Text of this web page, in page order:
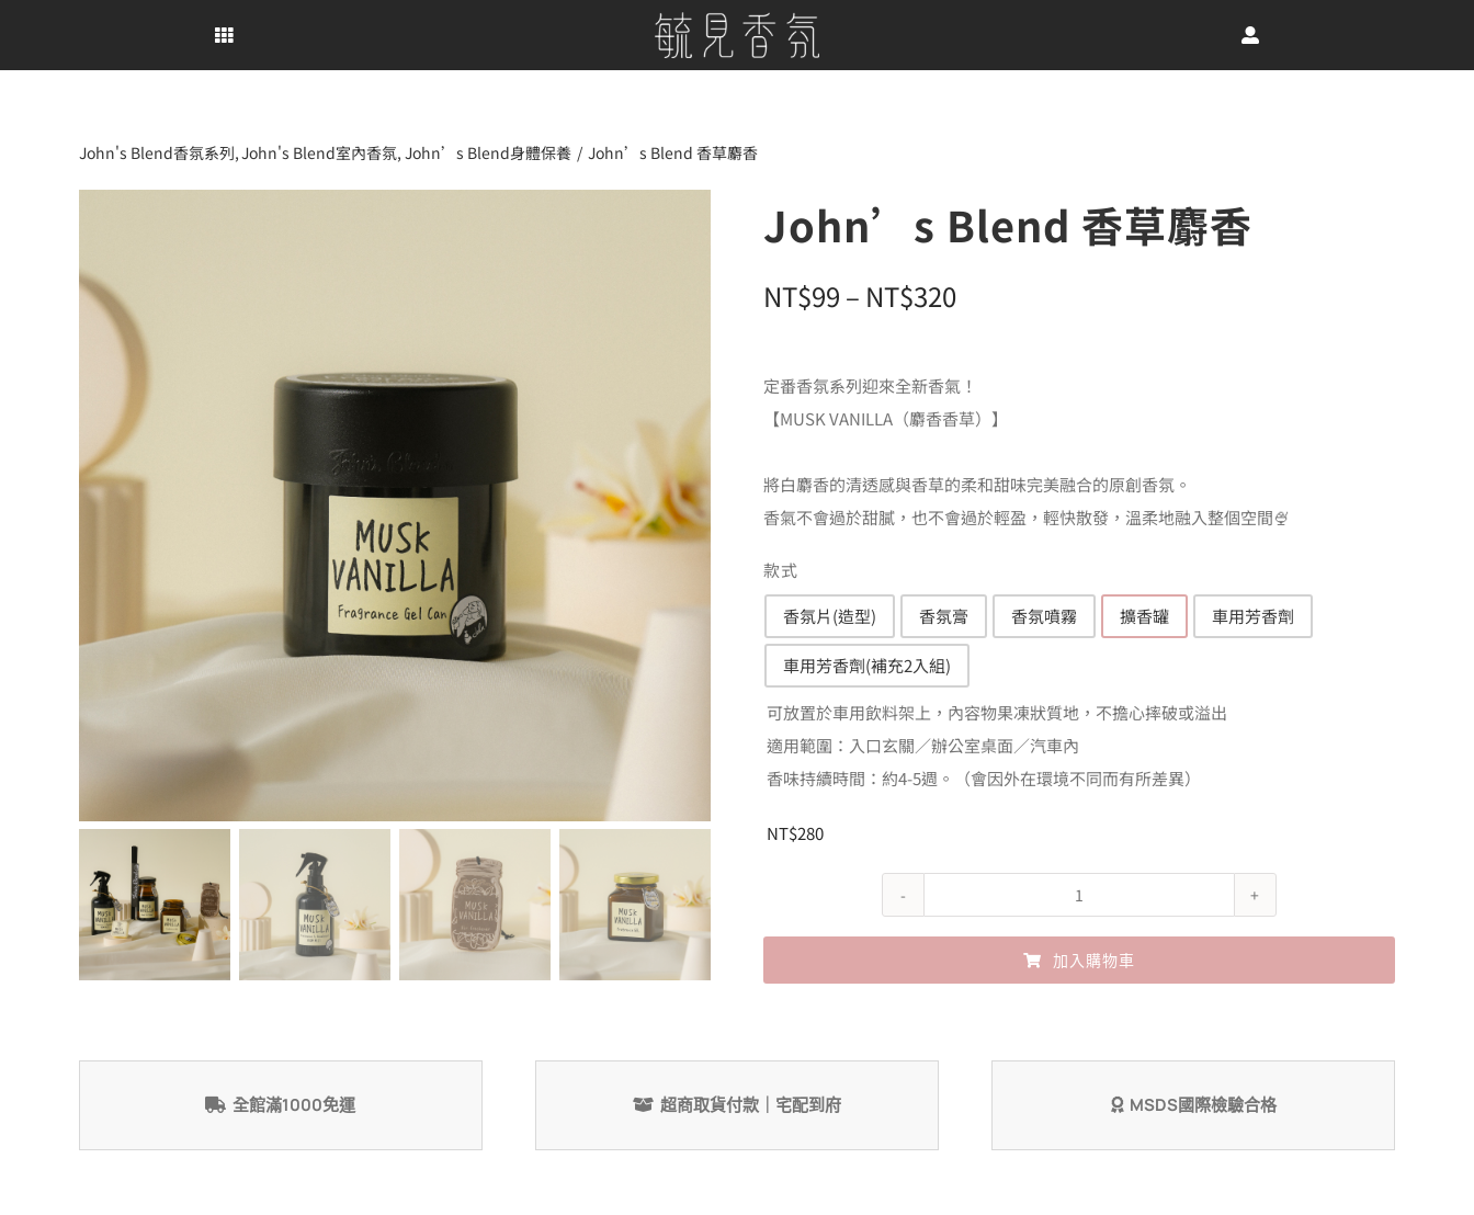
John's Blend香氛系列 John's Blend室內香氛 John’s Blend身體保養 John’s Blend 香草麝香
John’s Blend 香草麝香
NT$99 – NT$320價
範
圍：
到
NT$320
定番香氛系列迎來全新香氣！
【MUSK VANILLA（麝香香草）】
將白麝香的清透感與香草的柔和甜味完美融合的原創香氛。
香氣不會過於甜膩，也不會過於輕盈，輕快散發，溫柔地融入整個空間🍨
款式
香氛片(造型) 香氛膏 香氛噴霧 擴香罐 車用芳香劑
車用芳香劑(補充2入組)
可放置於車用飲料架上，內容物果凍狀質地，不擔心摔破或溢出
適用範圍：入口玄關／辦公室桌面／汽車內
香味持續時間：約4-5週。（會因外在環境不同而有所差異）
NT$280
John's
Blend
香
加入購物車
全館滿1000免運 超商取貨付款｜宅配到府 MSDS國際檢驗合格